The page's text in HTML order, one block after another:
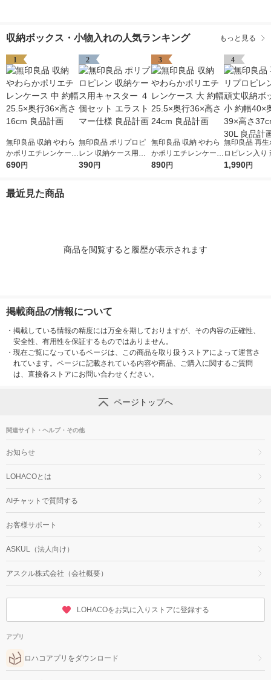
収納ボックス・小物入れの人気ランキング もっと見る
1
無印良品 収納 やわら
かポリエチレンケース
中 約幅25.5×奥行36×
690円
2
無印良品 ポリプロピ
レン 収納ケース用キ
ャスター ４個セット
390円
3
無印良品 収納 やわら
かポリエチレンケース
大 約幅25.5×奥行36×
890円
4
無印良品 再生
ロピレン入り
納ボックス
1,990円
最近見た商品
商品を閲覧すると履歴が表示されます
掲載商品の情報について
・ 掲載している情報の精度には万全を期しておりますが、その内容の正確性、
安全性、有用性を保証するものではありません。
・ 現在ご覧になっているページは、この商品を取り扱うストアによって運営さ
れています。ページに記載されている内容や商品、ご購入に関するご質問
は、直接各ストアにお問い合わせください。
ページトップへ
関連サイト・ヘルプ・その他
お知らせ
LOHACOとは
AIチャットで質問する
お客様サポート
ASKUL（法人向け）
アスクル株式会社（会社概要）
LOHACOをお気に入りストアに登録する
アプリ
ロハコアプリをダウンロード